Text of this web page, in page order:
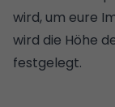
wird, um eure
wird die Höhe
festgelegt.